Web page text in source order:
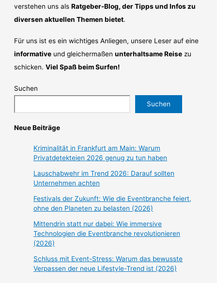
verstehen uns alsRatgeber-Blog, der Tipps und Infos zu
diversen aktuellen Themen bietet.
Für uns ist es ein wichtiges Anliegen, unsere Leser auf eine
informative und gleichermaßenunterhaltsame Reise zu
schicken.Viel Spaß beim Surfen!
Suchen
Suchen
Neue Beiträge
Kriminalität in Frankfurt am Main: Warum
Privatdetekteien 2026 genug zu tun haben
Lauschabwehr im Trend 2026: Darauf sollten
Unternehmen achten
Festivals der Zukunft: Wie die Eventbranche feiert,
ohne den Planeten zu belasten (2026)
Mittendrin statt nur dabei: Wie immersive
Technologien die Eventbranche revolutionieren
(2026)
Schluss mit Event-Stress: Warum das bewusste
Verpassen der neue Lifestyle-Trend ist (2026)